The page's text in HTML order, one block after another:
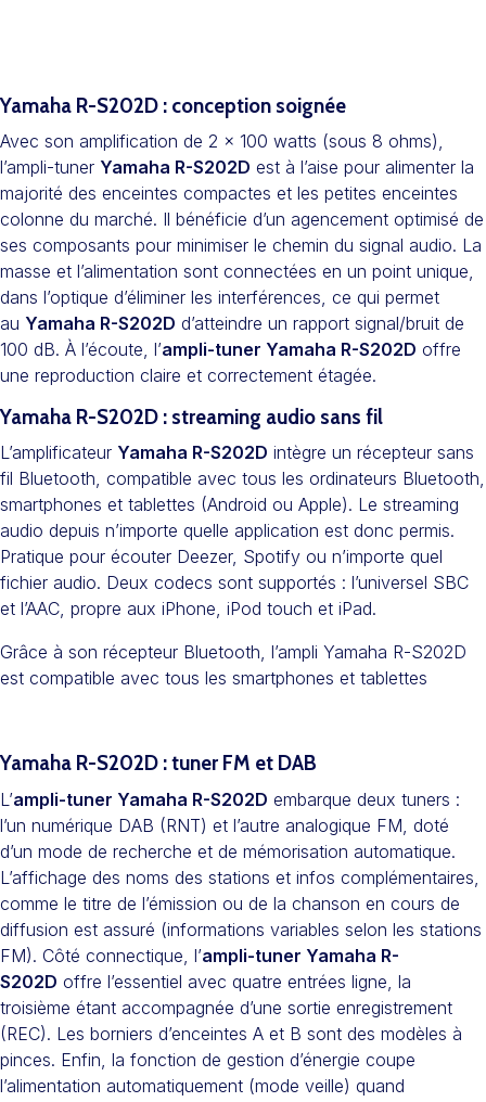
Yamaha R-S202D : conception soignée
Avec son amplification de 2 x 100 watts (sous 8 ohms),
l’ampli-tuner Yamaha R-S202D est à l’aise pour alimenter la
majorité des enceintes compactes et les petites enceintes
colonne du marché. Il bénéficie d’un agencement optimisé de
ses composants pour minimiser le chemin du signal audio. La
masse et l’alimentation sont connectées en un point unique,
dans l’optique d’éliminer les interférences, ce qui permet
au Yamaha R-S202D d’atteindre un rapport signal/bruit de
100 dB. À l’écoute, l’ampli-tuner Yamaha R-S202D offre
une reproduction claire et correctement étagée.
Yamaha R-S202D : streaming audio sans fil
L’amplificateur Yamaha R-S202D intègre un récepteur sans
fil Bluetooth, compatible avec tous les ordinateurs Bluetooth,
smartphones et tablettes (Android ou Apple). Le streaming
audio depuis n’importe quelle application est donc permis.
Pratique pour écouter Deezer, Spotify ou n’importe quel
fichier audio. Deux codecs sont supportés : l’universel SBC
et l’AAC, propre aux iPhone, iPod touch et iPad.
Grâce à son récepteur Bluetooth, l’ampli Yamaha R-S202D
est compatible avec tous les smartphones et tablettes
Yamaha R-S202D : tuner FM et DAB
L’ampli-tuner Yamaha R-S202D embarque deux tuners :
l’un numérique DAB (RNT) et l’autre analogique FM, doté
d’un mode de recherche et de mémorisation automatique.
L’affichage des noms des stations et infos complémentaires,
comme le titre de l’émission ou de la chanson en cours de
diffusion est assuré (informations variables selon les stations
FM). Côté connectique, l’ampli-tuner Yamaha R-
S202D offre l’essentiel avec quatre entrées ligne, la
troisième étant accompagnée d’une sortie enregistrement
(REC). Les borniers d’enceintes A et B sont des modèles à
pinces. Enfin, la fonction de gestion d’énergie coupe
l’alimentation automatiquement (mode veille) quand